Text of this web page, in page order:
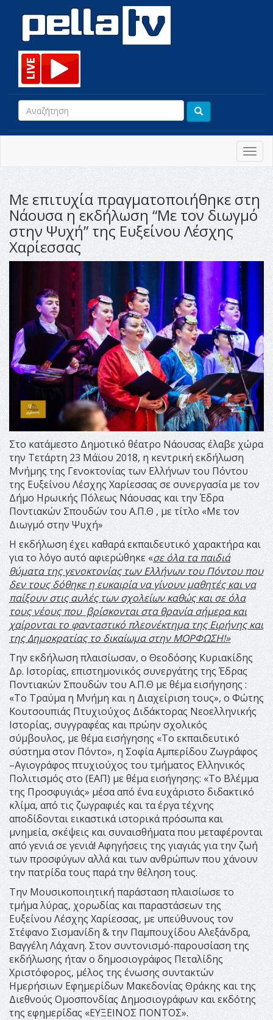
Με επιτυχία πραγματοποιήθηκε στη
Νάουσα η εκδήλωση “Με τον διωγμό
στην Ψυχή” της Ευξείνου Λέσχης
Χαρίεσσας
Στο κατάμεστο Δημοτικό θέατρο Νάουσας έλαβε χώρα
την Τετάρτη 23 Μάϊου 2018, η κεντρική εκδήλωση
Μνήμης της Γενοκτονίας των Ελλήνων του Πόντου
της Ευξείνου Λέσχης Χαρίεσσας σε συνεργασία με τον
Δήμο Ηρωικής Πόλεως Νάουσας και την Έδρα
Ποντιακών Σπουδών του Α.Π.Θ , με τίτλο «Με τον
Διωγμό στην Ψυχή»
Η εκδήλωση έχει καθαρά εκπαιδευτικό χαρακτήρα και
για το λόγο αυτό αφιερώθηκε «σε όλα τα παιδιά
θύματα της γενοκτονίας των Ελλήνων του Πόντου που
δεν τους δόθηκε η ευκαιρία να γίνουν μαθητές και να
παίξουν στις αυλές των σχολείων καθώς και σε όλα
τους νέους που βρίσκονται στα θρανία σήμερα και
χαίρονται το φανταστικό πλεονέκτημα της Ειρήνης και
της Δημοκρατίας το δικαίωμα στην ΜΟΡΦΩΣΗ!»
Την εκδήλωση πλαισίωσαν, ο Θεοδόσης Κυριακίδης
Δρ. Ιστορίας, επιστημονικός συνεργάτης της Έδρας
Ποντιακών Σπουδών του Α.Π.Θ με θέμα εισήγησης :
«Το Τραύμα η Μνήμη και η Διαχείριση τους», ο Φώτης
Κουτσουπιάς Πτυχιούχος Διδάκτορας Νεοελληνικής
Ιστορίας, συγγραφέας και πρώην σχολικός
σύμβουλος, με θέμα εισήγησης «Το εκπαιδευτικό
σύστημα στον Πόντο», η Σοφία Αμπερίδου Ζωγράφος
–Αγιογράφος πτυχιούχος του τμήματος Ελληνικός
Πολιτισμός στο (ΕΑΠ) με θέμα εισήγησης: «Το Βλέμμα
της Προσφυγιάς» μέσα από ένα ευχάριστο διδακτικό
κλίμα, από τις ζωγραφιές και τα έργα τέχνης
αποδίδονται εικαστικά ιστορικά πρόσωπα και
μνημεία, σκέψεις και συναισθήματα που μεταφέρονται
από γενιά σε γενιά! Αφηγήσεις της γιαγιάς για την ζωή
των προσφύγων αλλά και των ανθρώπων που χάνουν
την πατρίδα τους παρά την θέληση τους.
Την Μουσικοποιητική παράσταση πλαισίωσε το
τμήμα λύρας, χορωδίας και παραστάσεων της
Ευξείνου Λέσχης Χαρίεσσας, με υπεύθυνους τον
Στέφανο Σισμανίδη & την Παμπουχίδου Αλεξάνδρα,
Βαγγέλη Λάχανη. Στον συντονισμό-παρουσίαση της
εκδήλωσης ήταν ο δημοσιογράφος Πεταλίδης
Χριστόφορος, μέλος της ένωσης συντακτών
Ημερήσιων Εφημερίδων Μακεδονίας Θράκης και της
Διεθνούς Ομοσπονδίας Δημοσιογράφων και εκδότης
της εφημερίδας «ΕΥΞΕΙΝΟΣ ΠΟΝΤΟΣ».